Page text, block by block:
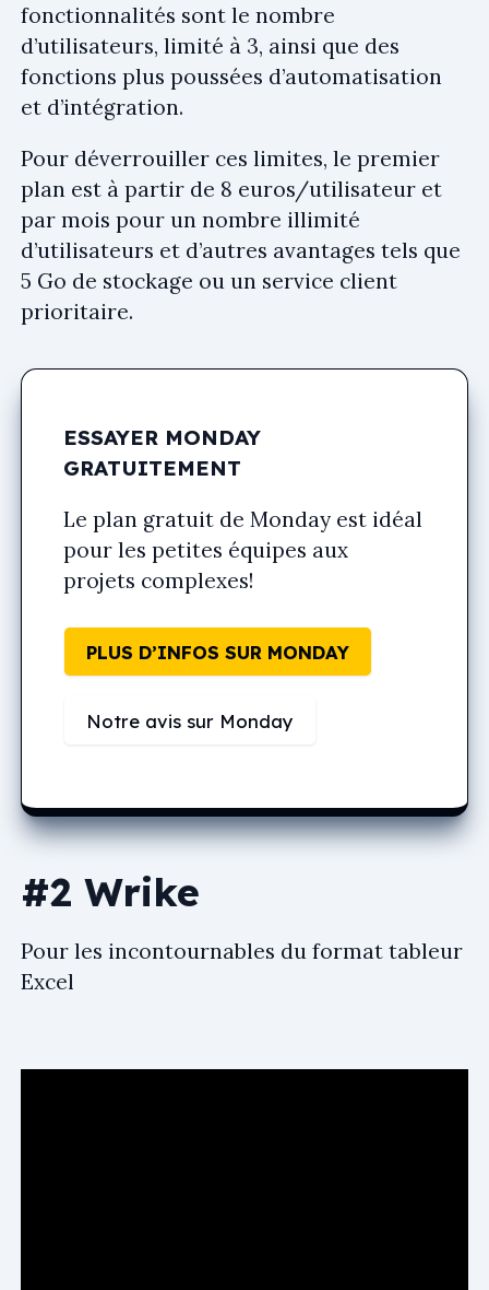
fonctionnalités sont le nombre
d’utilisateurs, limité à 3, ainsi que des
fonctions plus poussées d’automatisation
et d’intégration.
Pour déverrouiller ces limites, le premier
plan est à partir de 8 euros/utilisateur et
par mois pour un nombre illimité
d’utilisateurs et d’autres avantages tels que
5 Go de stockage ou un service client
prioritaire.
ESSAYER MONDAY
GRATUITEMENT
Le plan gratuit de Monday est idéal
pour les petites équipes aux
projets complexes!
PLUS D’INFOS SUR MONDAY
Notre avis sur Monday
#2 Wrike
Pour les incontournables du format tableur
Excel